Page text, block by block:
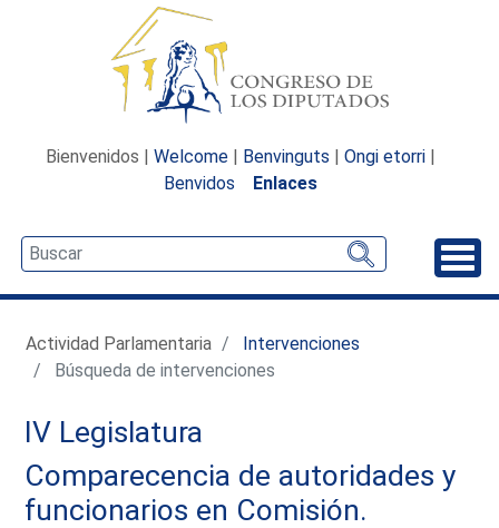
Bienvenidos | Welcome | Benvinguts | Ongi etorri |
Benvidos
Enlaces
Actividad Parlamentaria
Intervenciones
Búsqueda de intervenciones
IV Legislatura
Comparecencia de autoridades y
funcionarios en Comisión.